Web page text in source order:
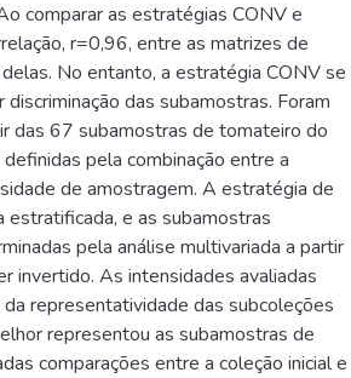
comparar as estratégias CONV e
r=0,96, entre as matrizes de
No entanto, a estratégia CONV se
das subamostras. Foram
das 67 subamostras de tomateiro do
pela combinação entre a
de amostragem. A estratégia de
e as subamostras
pela análise multivariada a partir
invertido. As intensidades avaliadas
representatividade das subcoleções
representou as subamostras de
comparações entre a coleção inicial e